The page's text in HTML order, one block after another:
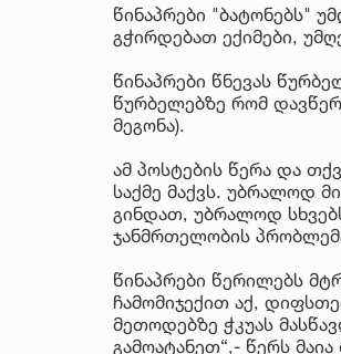
წინაპრები "ბატონებს"
გჭირდებათ ექიმები,
წინაპრები წნევას
წურბელებზე რომ
მეგონა).
ამ პოსტების წერა და
საქმე მაქვს. უბრალოდ
გინდათ, უბრალოდ
ჯანმრთელობის
წინაპრები წერილებს
ჩამომიჯექით აქ,
მეთოდებზე ჭკუას
გამოატანეთ“,- წერს